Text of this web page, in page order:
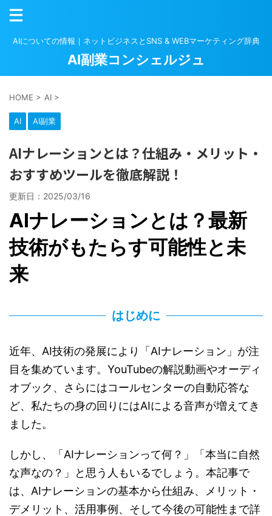
AIについての情報｜ネットビジネスとSNS & WEBマーケティング辞典
AI副業コンシェルジュ
HOME > AI >
AI AI副業
AIナレーションとは？仕組み・メリット・
おすすめツールを徹底解説！
更新日： 2025/03/16
AIナレーションとは？最新
技術がもたらす可能性と未
来
はじめに
近年、AI技術の発展により「AIナレーション」が注
目を集めています。YouTubeの解説動画やオーディ
オブック、さらにはコールセンターの自動応答な
ど、私たちの身の回りにはAIによる音声が増えてき
ました。
しかし、「AIナレーションって何？」「本当に自然
な声なの？」と思う人もいるでしょう。本記事で
は、AIナレーションの基本から仕組み、メリット・
デメリット、活用事例、そして今後の可能性まで詳